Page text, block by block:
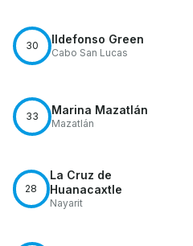
30 Ildefonso Green
Cabo San Lucas
33 Marina Mazatlán
Mazatlán
28
La Cruz de
Huanacaxtle
Nayarit